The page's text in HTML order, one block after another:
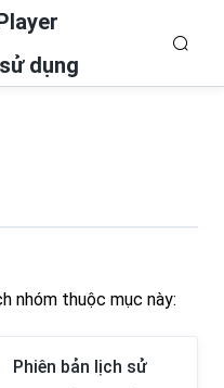
dụng
nhóm thuộc mục này:
Phiên bản lịch sử